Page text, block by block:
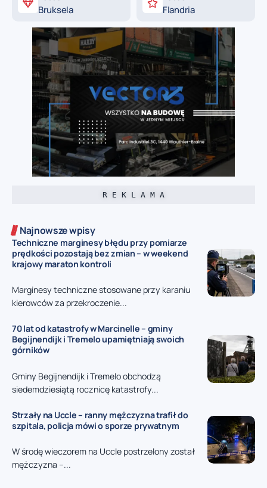
Bruksela Flandria
R E K L A M A
Najnowsze wpisy
Techniczne marginesy błędu przy pomiarze
prędkości pozostają bez zmian – w weekend
krajowy maraton kontroli
Marginesy techniczne stosowane przy karaniu
kierowców za przekroczenie...
70 lat od katastrofy w Marcinelle – gminy
Begijnendijk i Tremelo upamiętniają swoich
górników
Gminy Begijnendijk i Tremelo obchodzą
siedemdziesiątą rocznicę katastrofy...
Strzały na Uccle – ranny mężczyzna trafił do
szpitala, policja mówi o sporze prywatnym
W środę wieczorem na Uccle postrzelony został
mężczyzna –...